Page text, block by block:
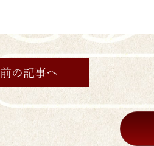
前の記事へ